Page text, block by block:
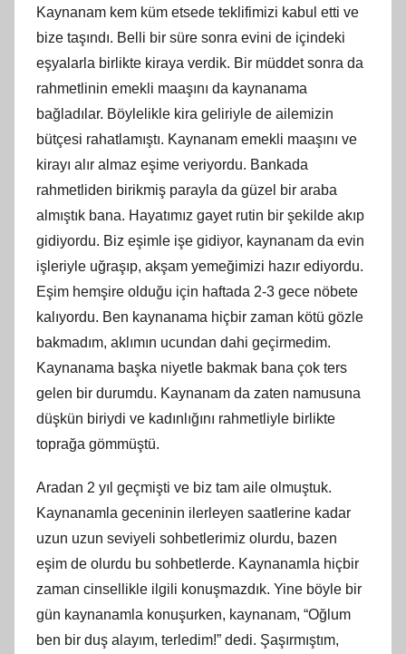
Kaynanam kem küm etsede teklifimizi kabul etti ve
bize taşındı. Belli bir süre sonra evini de içindeki
eşyalarla birlikte kiraya verdik. Bir müddet sonra da
rahmetlinin emekli maaşını da kaynanama
bağladılar. Böylelikle kira geliriyle de ailemizin
bütçesi rahatlamıştı. Kaynanam emekli maaşını ve
kirayı alır almaz eşime veriyordu. Bankada
rahmetliden birikmiş parayla da güzel bir araba
almıştık bana. Hayatımız gayet rutin bir şekilde akıp
gidiyordu. Biz eşimle işe gidiyor, kaynanam da evin
işleriyle uğraşıp, akşam yemeğimizi hazır ediyordu.
Eşim hemşire olduğu için haftada 2-3 gece nöbete
kalıyordu. Ben kaynanama hiçbir zaman kötü gözle
bakmadım, aklımın ucundan dahi geçirmedim.
Kaynanama başka niyetle bakmak bana çok ters
gelen bir durumdu. Kaynanam da zaten namusuna
düşkün biriydi ve kadınlığını rahmetliyle birlikte
toprağa gömmüştü.
Aradan 2 yıl geçmişti ve biz tam aile olmuştuk.
Kaynanamla geceninin ilerleyen saatlerine kadar
uzun uzun seviyeli sohbetlerimiz olurdu, bazen
eşim de olurdu bu sohbetlerde. Kaynanamla hiçbir
zaman cinsellikle ilgili konuşmazdık. Yine böyle bir
gün kaynanamla konuşurken, kaynanam, “Oğlum
ben bir duş alayım, terledim!” dedi. Şaşırmıştım,